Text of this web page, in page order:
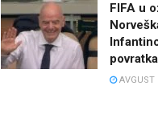
FIFA u
AVGUST